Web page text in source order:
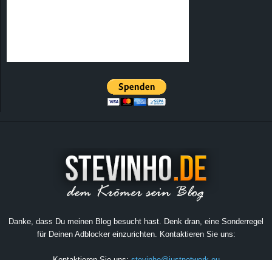
Danke, dass Du meinen Blog besucht hast. Denk dran, eine Sonderregel
für Deinen Adblocker einzurichten. Kontaktieren Sie uns: